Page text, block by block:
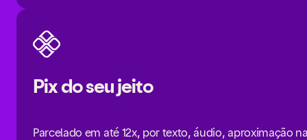
Pix do seu jeito
Parcelado em até 12x, por texto, áudio, aproximação